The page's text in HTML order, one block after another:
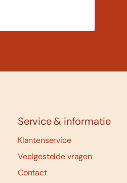
Service & informatie
Klantenservice
Veelgestelde vragen
Contact